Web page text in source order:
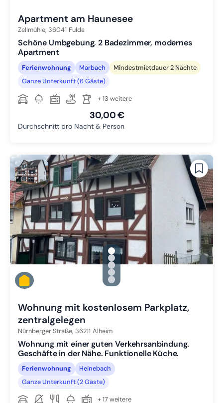
Apartment am Haunesee
Zellmühle, 36041 Fulda
Schöne Umbgebung, 2 Badezimmer, modernes
Apartment
Ferienwohnung Marbach
Mindestmietdauer 2 Nächte
Ganze Unterkunft (6 Gäste)
+ 13 weitere
30,00 €
Durchschnitt pro Nacht & Person
gallery.slide_selector
Zu Slide 1 wechseln
Zu Slide 2 wechseln
Zu Slide 3 wechseln
Zu Slide 4 wechseln
Zu Slide 5 wechseln
Wohnung mit kostenlosem Parkplatz,
zentralgelegen
Nürnberger Straße, 36211 Alheim
Wohnung mit einer guten Verkehrsanbindung.
Geschäfte in der Nähe. Funktionelle Küche.
Ferienwohnung
Heinebach
Ganze Unterkunft (2 Gäste)
+ 17 weitere